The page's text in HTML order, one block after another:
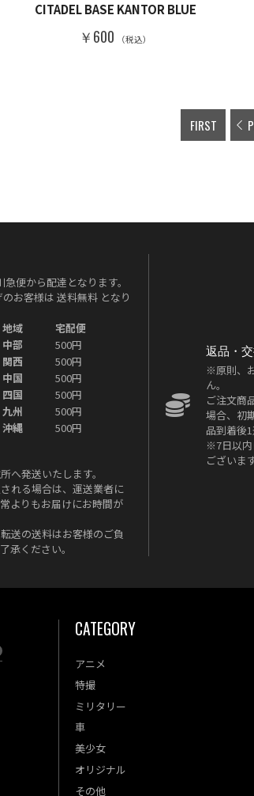
CITADEL BASE KANTOR BLUE
￥600 （税込）
FIRST
便から配達となります。
お客様は 送料無料となり
地域
宅配便
中部
500円
関西
500円
中国
500円
四国
500円
九州
500円
沖縄 500円
へ発送いたします。
れる場合は、運送業者に
よりもお届けにお時間が
送の送料はお客様のご負
承ください。
返品・
※原則、
ん。
ご注文商
場合、初
品到着後
※7日以内
ございま
9 10
15
22 23
29 30
CATEGORY
アニメ
特撮
ミリタリー
車
美少女
オリジナル
その他